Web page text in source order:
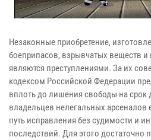
Незаконные приобретение,
боеприпасов, взрывчатых веществ и
являются преступлениями. За их
кодексом Российской Федерации
вплоть до лишения свободы на срок
владельцев нелегальных арсеналов
путь исправления без судимости и
последствий. Для этого достаточно